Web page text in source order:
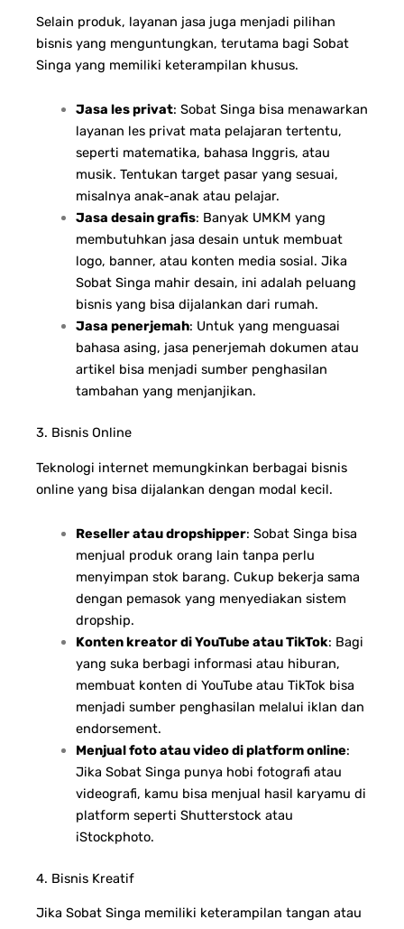
Selain produk, layanan jasa juga menjadi pilihan
bisnis yang menguntungkan, terutama bagi Sobat
Singa yang memiliki keterampilan khusus.
Jasa les privat: Sobat Singa bisa menawarkan
layanan les privat mata pelajaran tertentu,
seperti matematika, bahasa Inggris, atau
musik. Tentukan target pasar yang sesuai,
misalnya anak-anak atau pelajar.
Jasa desain grafis: Banyak UMKM yang
membutuhkan jasa desain untuk membuat
logo, banner, atau konten media sosial. Jika
Sobat Singa mahir desain, ini adalah peluang
bisnis yang bisa dijalankan dari rumah.
Jasa penerjemah: Untuk yang menguasai
bahasa asing, jasa penerjemah dokumen atau
artikel bisa menjadi sumber penghasilan
tambahan yang menjanjikan.
3. Bisnis Online
Teknologi internet memungkinkan berbagai bisnis
online yang bisa dijalankan dengan modal kecil.
Reseller atau dropshipper: Sobat Singa bisa
menjual produk orang lain tanpa perlu
menyimpan stok barang. Cukup bekerja sama
dengan pemasok yang menyediakan sistem
dropship.
Konten kreator di YouTube atau TikTok: Bagi
yang suka berbagi informasi atau hiburan,
membuat konten di YouTube atau TikTok bisa
menjadi sumber penghasilan melalui iklan dan
endorsement.
Menjual foto atau video di platform online:
Jika Sobat Singa punya hobi fotografi atau
videografi, kamu bisa menjual hasil karyamu di
platform seperti Shutterstock atau
iStockphoto.
4. Bisnis Kreatif
Jika Sobat Singa memiliki keterampilan tangan atau